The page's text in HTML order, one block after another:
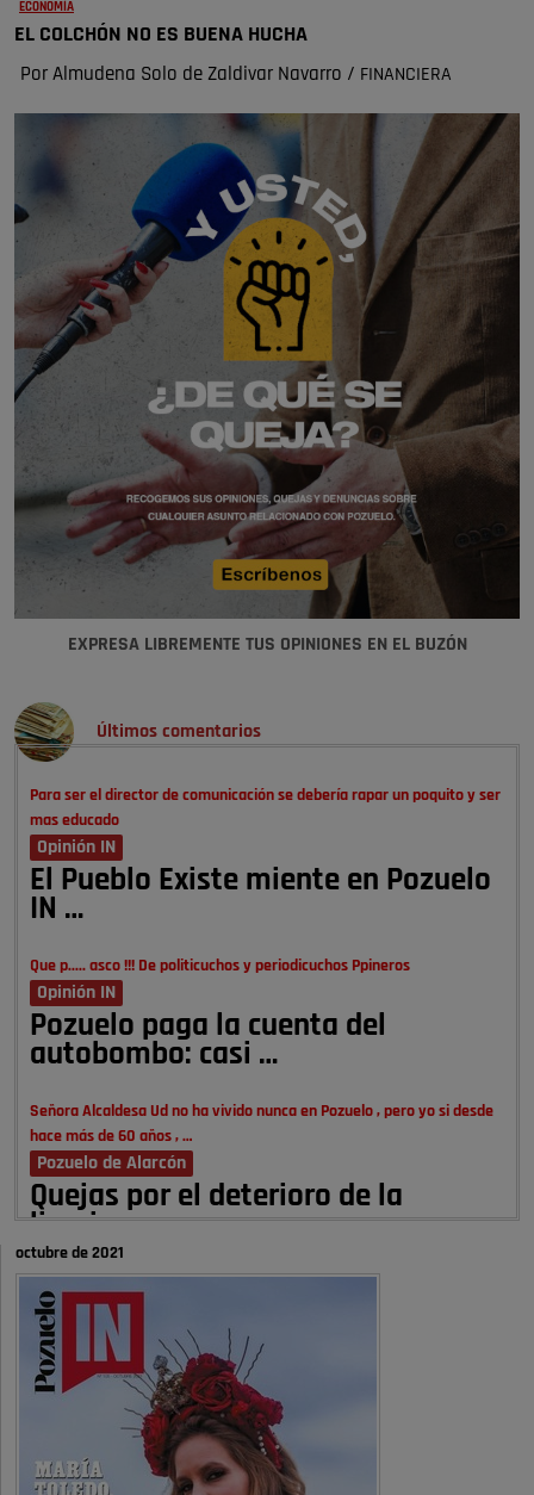
ECONOMÍA
EL COLCHÓN NO ES BUENA HUCHA
Por Almudena Solo de Zaldivar Navarro / FINANCIERA
EXPRESA LIBREMENTE TUS OPINIONES EN EL BUZÓN
Últimos comentarios
Para ser el director de comunicación se debería rapar un poquito y ser
mas educado
Opinión IN
El Pueblo Existe miente en Pozuelo
IN …
Que p..... asco !!! De politicuchos y periodicuchos Ppineros
Opinión IN
Pozuelo paga la cuenta del
autobombo: casi …
Señora Alcaldesa Ud no ha vivido nunca en Pozuelo , pero yo si desde
hace más de 60 años , …
Pozuelo de Alarcón
Quejas por el deterioro de la
limpieza …
A ver si es posible que haya vivienda para familias con hijos y no
solamente jóvenes que no es tan …
Pozuelo de Alarcón
Pozuelo desbloquea
definitivamente Huerta Grande: las
obras …
Donde pueden inscribirse las personas empadronados en Pozuelo para
octubre de 2021